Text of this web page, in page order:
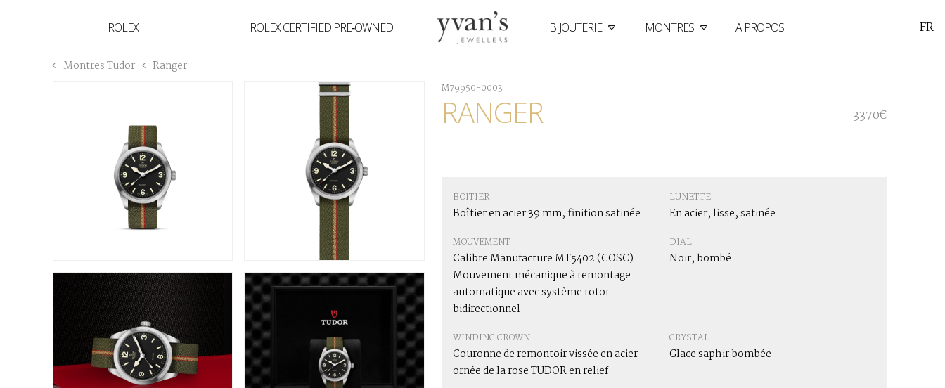
ROLEX ROLEX CERTIFIED PRE‑OWNED BIJOUTERIE
BUCCELLATI
MONTRES A PROPOS FR
Montres Tudor Ranger
M79950-0003
RANGER 3370€
BOITIER
Boîtier en acier 39 mm, finition satinée
LUNETTE
En acier, lisse, satinée
MOUVEMENT
Calibre Manufacture MT5402 (COSC)
Mouvement mécanique à remontage
automatique avec système rotor
bidirectionnel
DIAL
Noir, bombé
WINDING CROWN
Couronne de remontoir vissée en acier
ornée de la rose TUDOR en relief
CRYSTAL
Glace saphir bombée